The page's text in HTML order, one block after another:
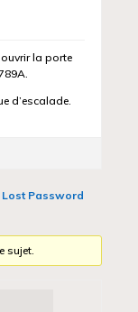
la porte
d’escalade.
Lost Password
sujet.